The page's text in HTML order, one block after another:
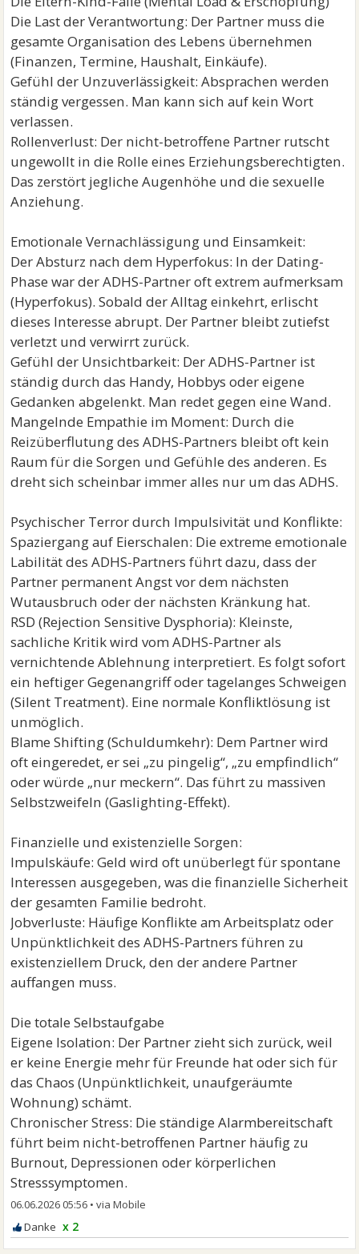
Die Last der Verantwortung: Der Partner muss die
gesamte Organisation des Lebens übernehmen
(Finanzen, Termine, Haushalt, Einkäufe).
Gefühl der Unzuverlässigkeit: Absprachen werden
ständig vergessen. Man kann sich auf kein Wort
verlassen.
Rollenverlust: Der nicht-betroffene Partner rutscht
ungewollt in die Rolle eines Erziehungsberechtigten.
Das zerstört jegliche Augenhöhe und die sexuelle
Anziehung.
Emotionale Vernachlässigung und Einsamkeit:
Der Absturz nach dem Hyperfokus: In der Dating-
Phase war der ADHS-Partner oft extrem aufmerksam
(Hyperfokus). Sobald der Alltag einkehrt, erlischt
dieses Interesse abrupt. Der Partner bleibt zutiefst
verletzt und verwirrt zurück.
Gefühl der Unsichtbarkeit: Der ADHS-Partner ist
ständig durch das Handy, Hobbys oder eigene
Gedanken abgelenkt. Man redet gegen eine Wand.
Mangelnde Empathie im Moment: Durch die
Reizüberflutung des ADHS-Partners bleibt oft kein
Raum für die Sorgen und Gefühle des anderen. Es
dreht sich scheinbar immer alles nur um das ADHS.
Psychischer Terror durch Impulsivität und Konflikte:
Spaziergang auf Eierschalen: Die extreme emotionale
Labilität des ADHS-Partners führt dazu, dass der
Partner permanent Angst vor dem nächsten
Wutausbruch oder der nächsten Kränkung hat.
RSD (Rejection Sensitive Dysphoria): Kleinste,
sachliche Kritik wird vom ADHS-Partner als
vernichtende Ablehnung interpretiert. Es folgt sofort
ein heftiger Gegenangriff oder tagelanges Schweigen
(Silent Treatment). Eine normale Konfliktlösung ist
unmöglich.
Blame Shifting (Schuldumkehr): Dem Partner wird
oft eingeredet, er sei „zu pingelig“, „zu empfindlich“
oder würde „nur meckern“. Das führt zu massiven
Selbstzweifeln (Gaslighting-Effekt).
Finanzielle und existenzielle Sorgen:
Impulskäufe: Geld wird oft unüberlegt für spontane
Interessen ausgegeben, was die finanzielle Sicherheit
der gesamten Familie bedroht.
Jobverluste: Häufige Konflikte am Arbeitsplatz oder
Unpünktlichkeit des ADHS-Partners führen zu
existenziellem Druck, den der andere Partner
auffangen muss.
Die totale Selbstaufgabe
Eigene Isolation: Der Partner zieht sich zurück, weil
er keine Energie mehr für Freunde hat oder sich für
das Chaos (Unpünktlichkeit, unaufgeräumte
Wohnung) schämt.
Chronischer Stress: Die ständige Alarmbereitschaft
führt beim nicht-betroffenen Partner häufig zu
Burnout, Depressionen oder körperlichen
Stresssymptomen.
06.06.2026 05:56 •
x 2